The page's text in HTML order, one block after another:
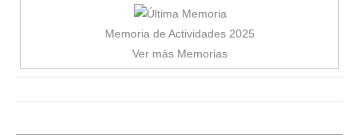
Memoria de Actividades 2025
Ver más Memorias